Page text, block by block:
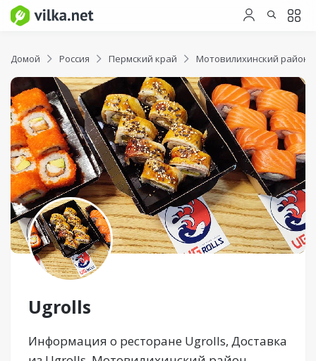
Домой Россия Пермский край Мотовилихинский район
Ugrolls
Информация о ресторане Ugrolls, Доставка